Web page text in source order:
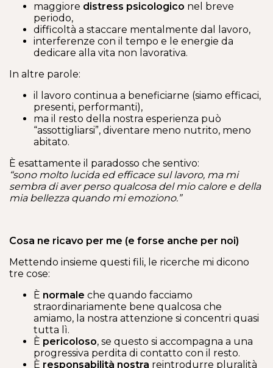
maggiore distress psicologico nel breve
periodo,
difficoltà a staccare mentalmente dal lavoro,
interferenze con il tempo e le energie da
dedicare alla vita non lavorativa.
In altre parole:
il lavoro continua a beneficiarne (siamo efficaci,
presenti, performanti),
ma il resto della nostra esperienza può
“assottigliarsi”, diventare meno nutrito, meno
abitato.
È esattamente il paradosso che sentivo:
“sono molto lucida ed efficace sul lavoro, ma mi
sembra di aver perso qualcosa del mio calore e della
mia bellezza quando mi emoziono.”
Cosa ne ricavo per me (e forse anche per noi)
Mettendo insieme questi fili, le ricerche mi dicono
tre cose:
È normale che quando facciamo
straordinariamente bene qualcosa che
amiamo, la nostra attenzione si concentri quasi
tutta lì.
È pericoloso, se questo si accompagna a una
progressiva perdita di contatto con il resto.
È responsabilità nostra reintrodurre pluralità